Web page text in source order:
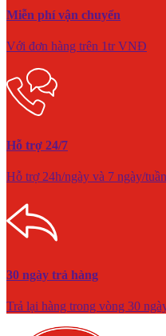
Miễn phí vận chuyển
Với đơn hàng trên 1tr VNĐ
Hỗ trợ 24/7
Hỗ trợ 24h/ngày và 7 ngày/tuần
30 ngày trả hàng
Trả lại hàng trong vòng 30